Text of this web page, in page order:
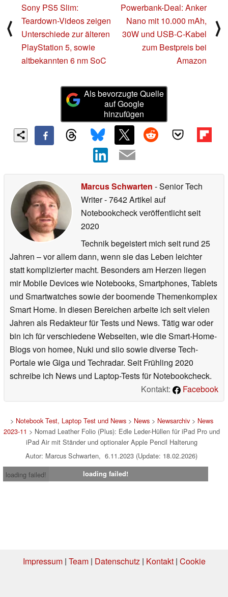
⟨
Sony PS5 Slim:
Teardown-Videos zeigen
Unterschiede zur älteren
PlayStation 5, sowie
altbekannten 6 nm SoC
Powerbank-Deal: Anker
Nano mit 10.000 mAh,
30W und USB-C-Kabel
zum Bestpreis bei
Amazon
⟩
Als bevorzugte Quelle
auf Google
hinzufügen
Marcus Schwarten - Senior Tech
Writer- 7642 Artikel auf
Notebookcheck veröffentlichtseit
2020
Technik begeistert mich seit rund 25
Jahren – vor allem dann, wenn sie das Leben leichter
statt komplizierter macht. Besonders am Herzen liegen
mir Mobile Devices wie Notebooks, Smartphones, Tablets
und Smartwatches sowie der boomende Themenkomplex
Smart Home. In diesen Bereichen arbeite ich seit vielen
Jahren als Redakteur für Tests und News. Tätig war oder
bin ich für verschiedene Webseiten, wie die Smart-Home-
Blogs von homee, Nuki und siio sowie diverse Tech-
Portale wie Giga und Techradar. Seit Frühling 2020
schreibe ich News und Laptop-Tests für Notebookcheck.
Kontakt:
Facebook
> Notebook Test, Laptop Test und News> News> Newsarchiv> News
2023-11 > Nomad Leather Folio (Plus): Edle Leder-Hüllen für iPad Pro und
iPad Air mit Ständer und optionaler Apple Pencil Halterung
Autor: Marcus Schwarten, 6.11.2023 (Update: 18.02.2026)
loading failed!
loading failed!
Impressum| Team| Datenschutz| Kontakt| Cookie